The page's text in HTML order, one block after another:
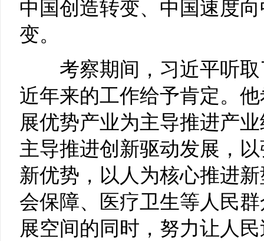
中国创造转变、中国速度
变。
考察期间，习近平听取
近年来的工作给予肯定。
展优势产业为主导推进产
主导推进创新驱动发展，
新优势，以人为核心推进
会保障、医疗卫生等人民
展空间的同时，努力让人